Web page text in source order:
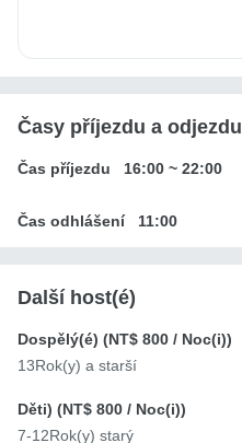
Časy příjezdu a odjezdu
Čas příjezdu 16:00 ~ 22:00
Čas odhlášení 11:00
Další host(é)
Dospělý(é) (NT$ 800 / Noc(i))
13Rok(y) a starší
Děti) (NT$ 800 / Noc(i))
7-12Rok(y) starý